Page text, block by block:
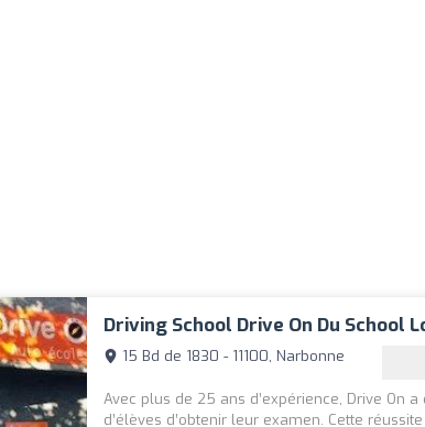
Driving School Drive On Du School
15 Bd de 1830 - 11100, Narbonne
Avec plus de 25 ans d’expérience, Drive On
d’élèves d’obtenir leur examen. Cette